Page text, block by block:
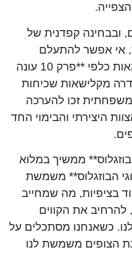
ובבחינה קפדנית של
אי אפשר להתעלם
מהתשואות הלבביות והמחמאות כלפי **פרק 10 עונה
מקלישאות שכיחות
זכו להערכה
היצירתי והבימוי החד
ממשיך במלוא
הבוזגלוס** משמשת
בציפיות, מה שמחייב
את הקווים
כשאנחנו מסתכלים על
הצופים משמשת לנו